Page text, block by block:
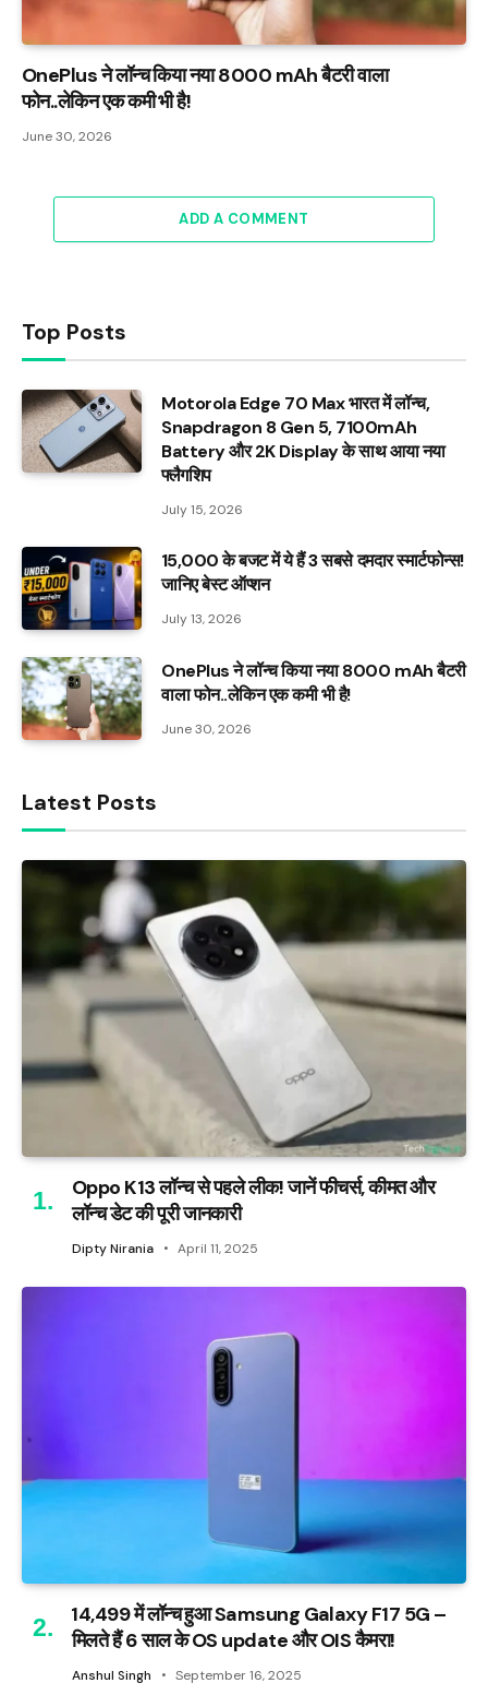
OnePlus ने लॉन्च किया नया 8000 mAh बैटरी वाला
फोन..लेकिन एक कमी भी है!
June 30, 2026
ADD A COMMENT
Top Posts
Motorola Edge 70 Max भारत में लॉन्च,
Snapdragon 8 Gen 5, 7100mAh
Battery और 2K Display के साथ आया नया
फ्लैगशिप
July 15, 2026
₹15,000 के बजट में ये हैं 3 सबसे दमदार स्मार्टफोन्स!
जानिए बेस्ट ऑप्शन
July 13, 2026
OnePlus ने लॉन्च किया नया 8000 mAh बैटरी
वाला फोन..लेकिन एक कमी भी है!
June 30, 2026
Latest Posts
Oppo K13 लॉन्च से पहले लीक! जानें फीचर्स, कीमत और
लॉन्च डेट की पूरी जानकारी
Dipty Nirania April 11, 2025
₹14,499 में लॉन्च हुआ Samsung Galaxy F17 5G –
मिलते हैं 6 साल के OS update और OIS कैमरा!
Anshul Singh September 16, 2025